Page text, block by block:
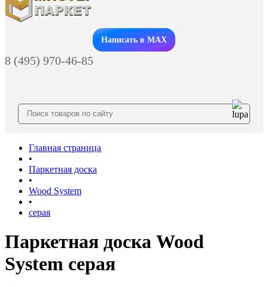
Заказать звонок
Написать в MAX
8 (495) 970-46-85
Главная страница
•
Паркетная доска
•
Wood System
•
серая
Паркетная доска Wood
System серая